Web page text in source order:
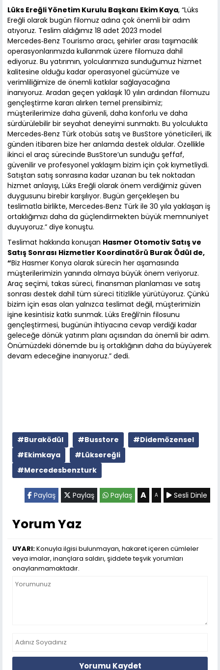
Lüks Ereğli Yönetim Kurulu Başkanı Ekim Kaya, “Lüks
Ereğli olarak bugün filomuz adına çok önemli bir adım
atıyoruz. Teslim aldığımız 18 adet 2023 model
Mercedes‑Benz Tourismo aracı, şehirler arası taşımacılık
operasyonlarımızda kullanmak üzere filomuza dahil
ediyoruz. Bu yatırımın, yolcularımıza sunduğumuz hizmet
kalitesine olduğu kadar operasyonel gücümüze ve
verimliliğimize de önemli katkılar sağlayacağına
inanıyoruz. Aradan geçen yaklaşık 10 yılın ardından filomuzu
gençleştirme kararı alırken temel prensibimiz;
müşterilerimize daha güvenli, daha konforlu ve daha
sürdürülebilir bir seyahat deneyimi sunmaktı. Bu yolculukta
Mercedes‑Benz Türk otobüs satış ve BusStore yöneticileri, ilk
günden itibaren bize her anlamda destek oldular. Özellikle
ikinci el araç sürecinde BusStore’un sunduğu şeffaf,
güvenilir ve profesyonel yaklaşım bizim için çok kıymetliydi.
Satıştan satış sonrasına kadar uzanan bu tek noktadan
hizmet anlayışı, Lüks Ereğli olarak önem verdiğimiz güven
duygusunu birebir karşılıyor. Bugün gerçekleşen bu
teslimatla birlikte, Mercedes‑Benz Türk ile 30 yıla yaklaşan iş
ortaklığımızı daha da güçlendirmekten büyük memnuniyet
duyuyoruz.” diye konuştu.
Teslimat hakkında konuşan Hasmer Otomotiv Satış ve
Satış Sonrası Hizmetler Koordinatörü Burak Ödül de,
“Biz Hasmer Konya olarak sürecin her aşamasında
müşterilerimizin yanında olmaya büyük önem veriyoruz.
Araç seçimi, takas süreci, finansman planlaması ve satış
sonrası destek dahil tüm süreci titizlikle yürütüyoruz. Çünkü
bizim için esas olan yalnızca teslimat değil, müşterimizin
işine kesintisiz katkı sunmak. Lüks Ereğli’nin filosunu
gençleştirmesi, bugünün ihtiyacına cevap verdiği kadar
geleceğe dönük yatırım planı açısından da önemli bir adım.
Önümüzdeki dönemde bu iş ortaklığının daha da büyüyerek
devam edeceğine inanıyoruz.” dedi.
#Buraködül #Busstore
#Didemözensel
#Ekimkaya
#Lüksereğli
#Mercedesbenzturk
Paylaş Paylaş Paylaş A A Sesli Dinle
Yorum Yaz
UYARI:Konuyla ilgisi bulunmayan, hakaret içeren cümleler
veya imalar, inançlara saldırı, şiddete teşvik yorumları
onaylanmamaktadır.
Yorumu Kaydet